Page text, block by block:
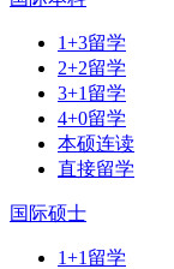
1+3留学
2+2留学
3+1留学
4+0留学
本硕连读
直接留学
国际硕士
1+1留学